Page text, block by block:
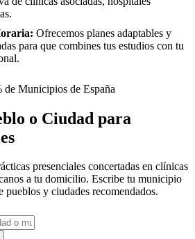
Ofrecemos planes adaptables y
para que combines tus estudios con tu
de Municipios de España
o Ciudad para
presenciales concertadas en clínicas
a tu domicilio. Escribe tu municipio
pueblos y ciudades recomendados.